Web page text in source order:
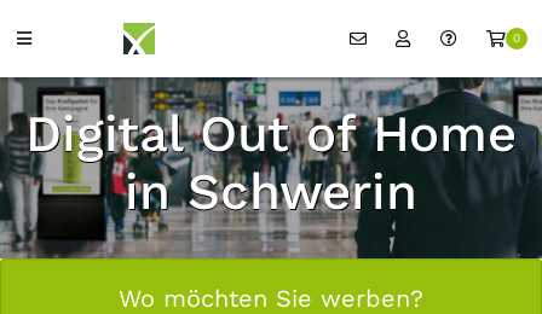
0
Digital Out of Home
in Schwerin
Wo möchten Sie werben?